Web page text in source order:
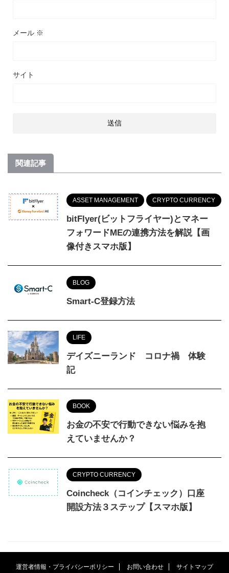
メール ※
サイト
関連記事
ASSET MANAGEMENT CRYPTO CURRENCY
bitFlyer(ビットフライヤー)とマネー
フォワードMEの連携方法を解説【画
像付きスマホ版】
BLOG
Smart-C登録方法
LIFE
デイズニーランド コロナ禍 体験
記
BOOK
お金の不安で行動できない悩みを抱
えていませんか？
CRYPTO CURRENCY
Coincheck（コインチェック）口座
開設方法３ステップ【スマホ版】
運営者情報・プライバシーポリシー お問い合わせ サイトマップ